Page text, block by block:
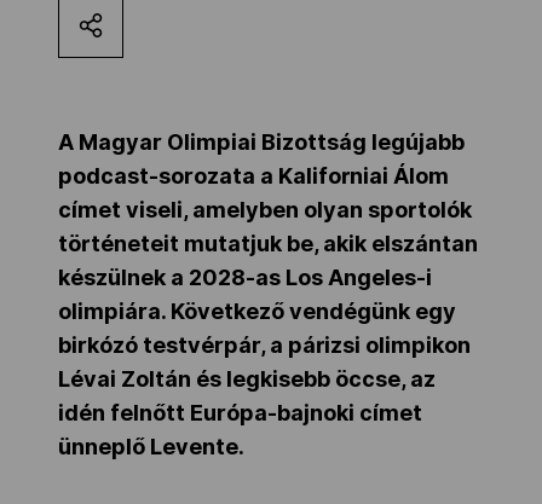
Kettőskarrier-program
Társszervezetek
OVEP
Adatbank
A Magyar Olimpiai Bizottság legújabb
podcast-sorozata a Kaliforniai Álom
címet viseli, amelyben olyan sportolók
történeteit mutatjuk be, akik elszántan
készülnek a 2028-as Los Angeles-i
olimpiára. Következő vendégünk egy
birkózó testvérpár, a párizsi olimpikon
Lévai Zoltán és legkisebb öccse, az
idén felnőtt Európa-bajnoki címet
ünneplő Levente.